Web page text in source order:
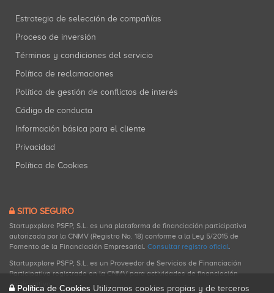
Estrategia de selección de compañías
Proceso de inversión
Términos y condiciones del servicio
Política de reclamaciones
Política de gestión de conflictos de interés
Código de conducta
Información básica para el cliente
Privacidad
Política de Cookies
SITIO SEGURO
Startupxplore PSFP, S.L. es una plataforma de financiación participativa
autorizada por la CNMV (Registro No. 18) conforme a la Ley 5/2015 de
Fomento de la Financiación Empresarial. Consultar registro oficial.
Startupxplore PSFP, S.L. es un Proveedor de Servicios de Financiación
Participativa registrado en la CNMV para actividades de financiación
participativa.
Política de Cookies Utilizamos cookies propias y de terceros